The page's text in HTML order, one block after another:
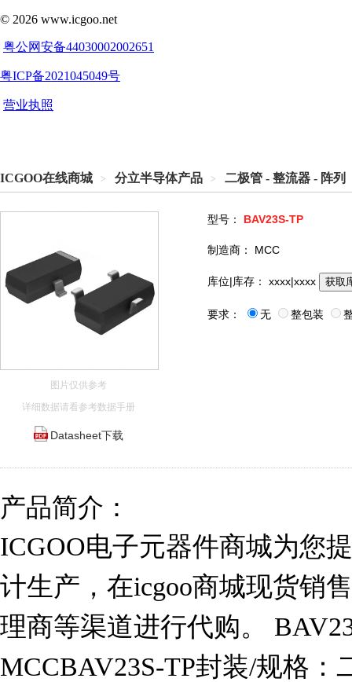
ICGOO在线商城 > 分立半导体产品 > 二极管 - 整流器 - 阵列
图片仅供参考
详细数据请看参考数据手册
Datasheet下载
型号： BAV23S-TP
制造商： MCC
库位|库存： xxxx|xxxx 获取
要求： 无 整包装
产品简介：
ICGOO电子元器件商城为您
计生产，在icgoo商城现货销
理商等渠道进行代购。
MCCBAV23S-TP封装/规格